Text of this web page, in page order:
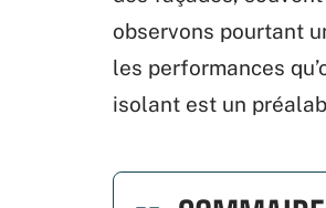
observons pourtant
les performances
isolant est un